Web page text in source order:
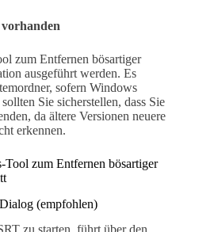
zum Entfernen bösartiger
ausgeführt werden. Es
sofern Windows
Sie sicherstellen, dass Sie
da ältere Versionen neuere
erkennen.
Tool zum Entfernen bösartiger
(empfohlen)